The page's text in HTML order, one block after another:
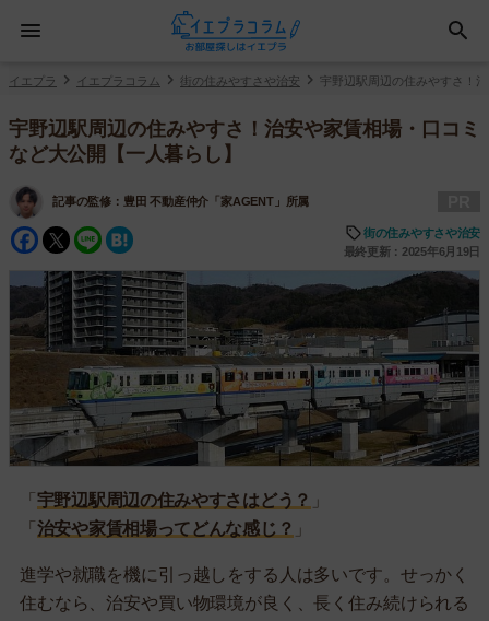
イエプラ イエプラコラム 街の住みやすさや治安 宇野辺駅周辺の住みやすさ！
宇野辺駅周辺の住みやすさ！治安や家賃相場・口コミ
など大公開【一人暮らし】
記事の監修： 豊田 不動産仲介「家AGENT」所属
Facebook
Twitter
Line
街の住みやすさや治安
最終更新：2025年6月19日
「 宇野辺駅周辺の住みやすさはどう？ 」
「 治安や家賃相場ってどんな感じ？ 」
進学や就職を機に引っ越しをする人は多いです。せっかく
住むなら、治安や買い物環境が良く、長く住み続けられる